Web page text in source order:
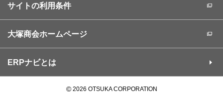
サイトの利用条件
大塚商会ホームページ
ERPナビとは
©2026 OTSUKA CORPORATION